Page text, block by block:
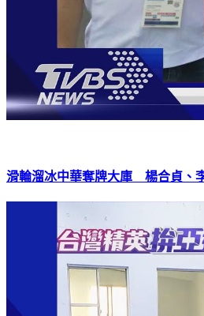
滑輪溜冰中華奪牌大庫 楊合貞、